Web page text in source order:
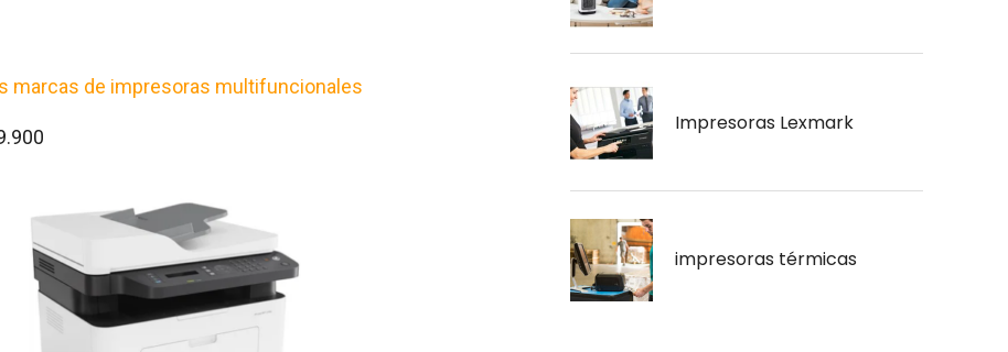
marcas de impresoras multifuncionales
Impresoras Lexmark
impresoras térmicas